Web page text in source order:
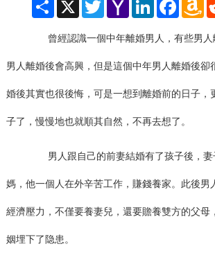
Mail
曾經認識一個中年離婚男人，有些男人
男人離婚後會高興，但是這個中年男人離婚後卻
婚後其實也很後悔，可是一想到離婚前的日子，
子了，慢慢地也就順其自然，不再去想了。
男人跟自己的前妻結婚有了孩子後，妻
媽，他一個人在外辛苦工作，賺錢養家。此後男
經濟壓力，不僅要養妻兒，還要贍養雙方的父母
姻埋下了隐患。